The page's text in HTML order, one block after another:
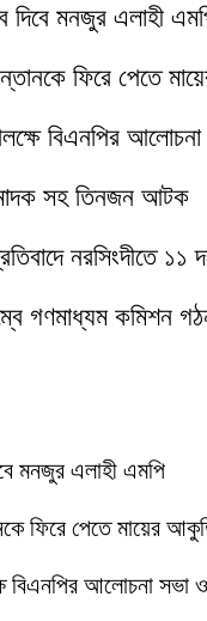
দিবে মনজুর এলাহী
ফিরে পেতে
বিএনপির
সহ তিনজন আটক
নরসিংদীতে ১১
গণমাধ্যম কমিশন
মনজুর এলাহী এমপি
ফিরে পেতে মায়ের
আলোচনা সভা